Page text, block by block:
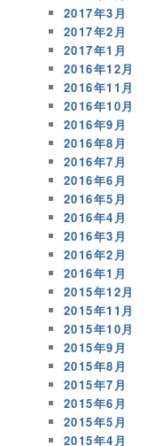
2017年3月
2017年2月
2017年1月
2016年12月
2016年11月
2016年10月
2016年9月
2016年8月
2016年7月
2016年6月
2016年5月
2016年4月
2016年3月
2016年2月
2016年1月
2015年12月
2015年11月
2015年10月
2015年9月
2015年8月
2015年7月
2015年6月
2015年5月
2015年4月